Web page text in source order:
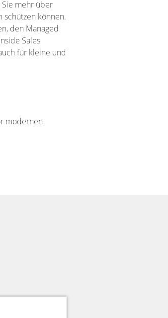
Sie mehr über
schützen können.
den Managed
Sales
für kleine und
modernen